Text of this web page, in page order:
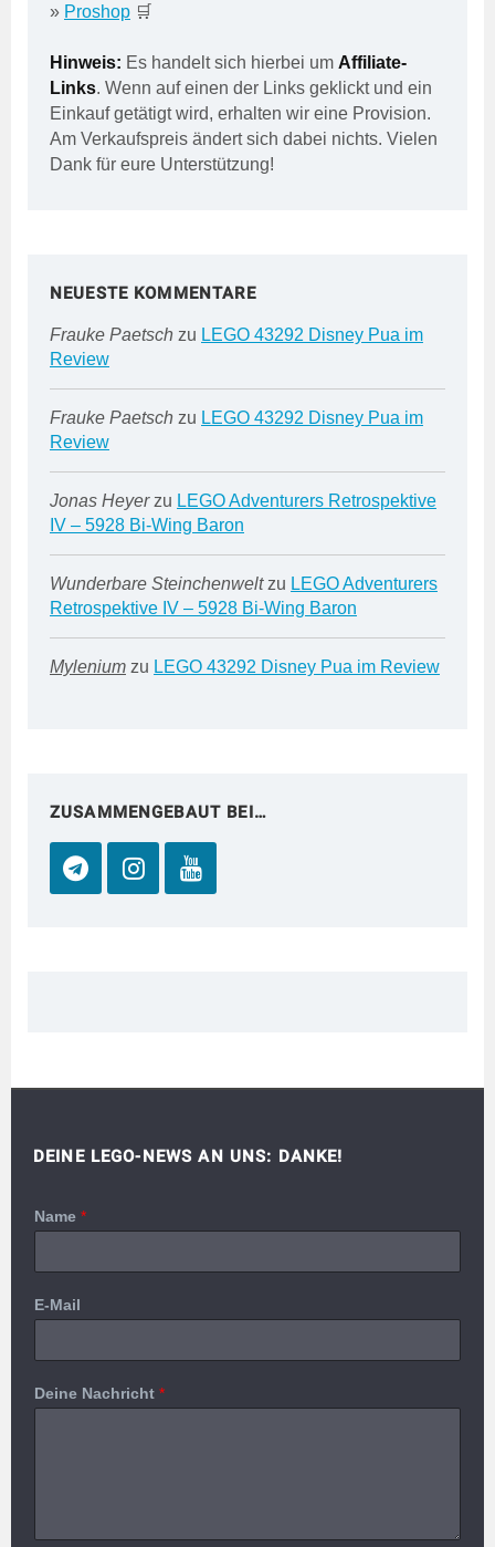
» Proshop 🛒
Hinweis: Es handelt sich hierbei um Affiliate-
Links. Wenn auf einen der Links geklickt und ein
Einkauf getätigt wird, erhalten wir eine Provision.
Am Verkaufspreis ändert sich dabei nichts. Vielen
Dank für eure Unterstützung!
NEUESTE KOMMENTARE
Frauke Paetsch zu LEGO 43292 Disney Pua im
Review
Frauke Paetsch zu LEGO 43292 Disney Pua im
Review
Jonas Heyerzu LEGO Adventurers Retrospektive
IV – 5928 Bi-Wing Baron
Wunderbare Steinchenweltzu LEGO Adventurers
Retrospektive IV – 5928 Bi-Wing Baron
Mylenium zu LEGO 43292 Disney Pua im Review
ZUSAMMENGEBAUT BEI…
DEINE LEGO-NEWS AN UNS: DANKE!
Name *
E-Mail
Deine Nachricht *